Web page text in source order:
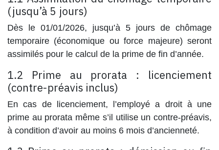
(jusqu’à 5 jours)
Dès le 01/01/2026, jusqu’à 5 jours de chômage
temporaire (économique ou force majeure) seront
assimilés pour le calcul de la prime de fin d’année.
1.2 Prime au prorata : licenciement
(contre-préavis inclus)
En cas de licenciement, l’employé a droit à une
prime au prorata même s’il utilise un contre-préavis,
à condition d’avoir au moins 6 mois d’ancienneté.